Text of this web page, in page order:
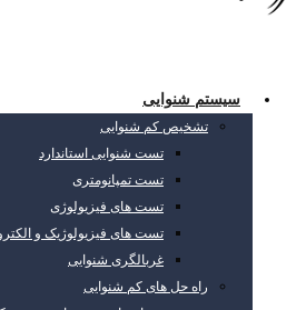
سیستم شنوایی
تشخیص کم شنوایی
تست شنوایی استاندارد
تست تمپانومتری
تست های فیزیولوژی
تست های فیزیولوژیک و
غربالگری شنوایی
راه حل های کم شنوایی